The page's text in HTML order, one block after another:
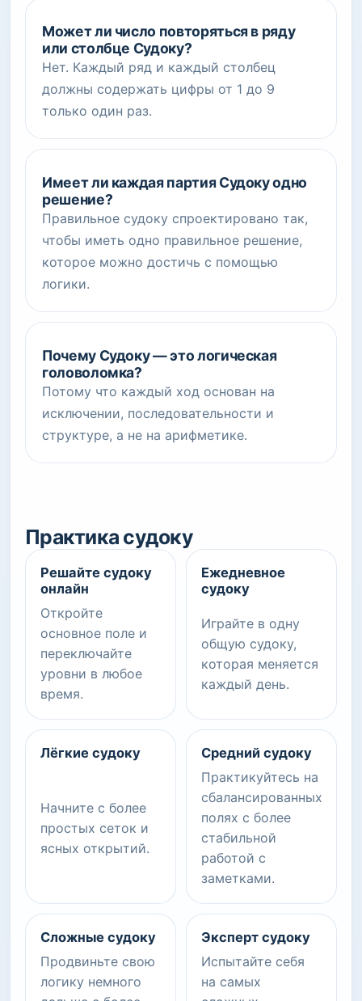
Может ли число повторяться в ряду
или столбце Судоку?
Нет. Каждый ряд и каждый столбец
должны содержать цифры от 1 до 9
только один раз.
Имеет ли каждая партия Судоку одно
решение?
Правильное судоку спроектировано так,
чтобы иметь одно правильное решение,
которое можно достичь с помощью
логики.
Почему Судоку — это логическая
головоломка?
Потому что каждый ход основан на
исключении, последовательности и
структуре, а не на арифметике.
Практика судоку
Решайте судоку
онлайн
Откройте
основное поле и
переключайте
уровни в любое
время.
Ежедневное
судоку
Играйте в одну
общую судоку,
которая меняется
каждый день.
Лёгкие судоку
Начните с более
простых сеток и
ясных открытий.
Средний судоку
Практикуйтесь на
сбалансированных
полях с более
стабильной
работой с
заметками.
Сложные судоку
Продвиньте свою
логику немного
Эксперт судоку
Испытайте себя
на самых